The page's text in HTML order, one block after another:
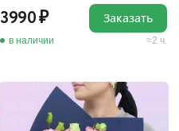
3990
в наличии 2 ч.
Заказать